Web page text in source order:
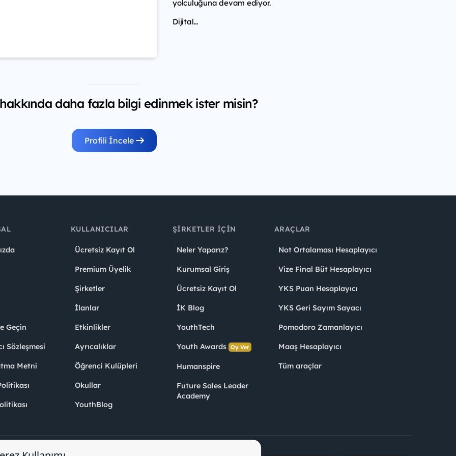
yolculuğuna devam ediyor.
Dijital...
daha fazla bilgi edinmek ister misin?
Profili İncele
Geçin
Sözleşmesi
Metni
KULLANICILAR
Ücretsiz Kayıt Ol
Premium Üyelik
Şirketler
İlanlar
Etkinlikler
Ayrıcalıklar
Öğrenci Kulüpleri
Okullar
YouthBlog
ŞIRKETLER İÇIN
Neler Yaparız?
Kurumsal Giriş
Ücretsiz Kayıt Ol
İK Blog
YouthTech
Youth Awards Oy Ver
Humanspire
Future Sales Leader
Academy
ARAÇLAR
Not Ortalaması Hesaplayıcı
Vize Final Büt Hesaplayıcı
YKS Puan Hesaplayıcı
YKS Geri Sayım Sayacı
Pomodoro Zamanlayıcı
Maaş Hesaplayıcı
Tüm araçlar